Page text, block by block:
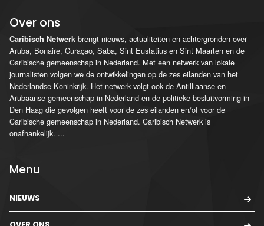
Over ons
Caribisch Netwerk brengt nieuws, actualiteiten en achtergronden over
Aruba, Bonaire, Curaçao, Saba, Sint Eustatius en Sint Maarten en de
Caribische gemeenschap in Nederland. Met een netwerk van lokale
journalisten volgen we de ontwikkelingen op de zes eilanden van het
Nederlandse Koninkrijk. Het netwerk volgt ook de Antilliaanse en
Arubaanse gemeenschap in Nederland en de politieke besluitvorming in
Den Haag die gevolgen heeft voor de zes eilanden en/of voor de
Caribische gemeenschap in Nederland. Caribisch Netwerk is
onafhankelijk. ...
Menu
NIEUWS